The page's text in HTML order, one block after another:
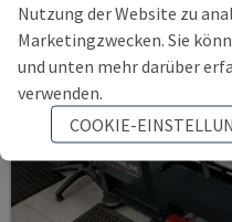
Nutzung der Website zu
Marketingzwecken. Sie
und unten mehr darüber
verwenden.
COOKIE-